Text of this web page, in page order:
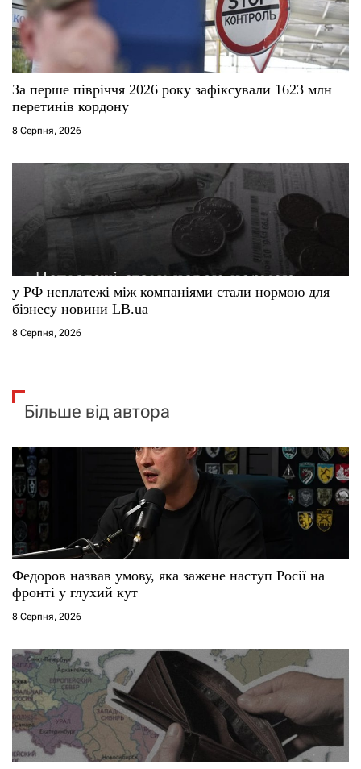
За перше півріччя 2026 року зафіксували 1623 млн
перетинів кордону
8 Серпня, 2026
у РФ неплатежі між компаніями стали нормою для
бізнесу новини LB.ua
8 Серпня, 2026
Більше від автора
Федоров назвав умову, яка зажене наступ Росії на
фронті у глухий кут
8 Серпня, 2026